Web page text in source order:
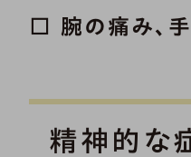
□ 腕の痛み、
精神的な